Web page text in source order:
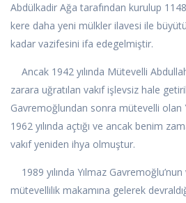
Abdülkadir Ağa tarafından kurulup
kere daha yeni mülkler ilavesi ile
kadar vazifesini ifa edegelmiştir.
Ancak 1942 yılında Mütevelli
zarara uğratılan vakıf işlevsiz hale
Gavremoğlundan sonra mütevelli olan
1962 yılında açtığı ve ancak benim
vakıf yeniden ihya olmuştur.
1989 yılında Yılmaz
mütevellilik makamına gelerek